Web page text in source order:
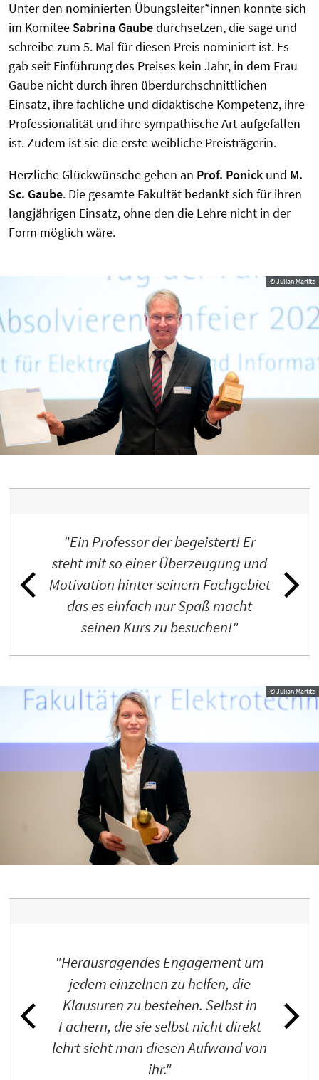
Unter den nominierten Übungsleiter*innen konnte sich
im Komitee Sabrina Gaubedurchsetzen, die sage und
schreibe zum 5. Mal für diesen Preis nominiert ist. Es
gab seit Einführung des Preises kein Jahr, in dem Frau
Gaube nicht durch ihren überdurchschnittlichen
Einsatz, ihre fachliche und didaktische Kompetenz, ihre
Professionalität und ihre sympathische Art aufgefallen
ist. Zudem ist sie die erste weibliche Preisträgerin.
Herzliche Glückwünsche gehen an Prof. Ponick und M.
Sc. Gaube. Die gesamte Fakultät bedankt sich für ihren
langjährigen Einsatz, ohne den die Lehre nicht in der
Form möglich wäre.
© Julian Martitz
"Ein Professor der begeistert! Er
steht mit so einer Überzeugung und
Motivation hinter seinem Fachgebiet
das es einfach nur Spaß macht
seinen Kurs zu besuchen!"
© Julian Martitz
"Herausragendes Engagement um
jedem einzelnen zu helfen, die
Klausuren zu bestehen. Selbst in
Fächern, die sie selbst nicht direkt
lehrt sieht man diesen Aufwand von
ihr."